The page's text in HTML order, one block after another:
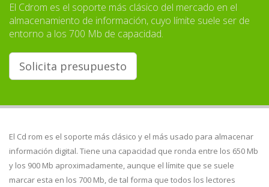
El Cdrom es el soporte más clásico del mercado en el
almacenamiento de información, cuyo límite suele ser de
entorno a los 700 Mb de capacidad.
Solicita presupuesto
El Cd rom es el soporte más clásico y el más usado para almacenar
información digital. Tiene una capacidad que ronda entre los 650 Mb
y los 900 Mb aproximadamente, aunque el límite que se suele
marcar esta en los 700 Mb, de tal forma que todos los lectores